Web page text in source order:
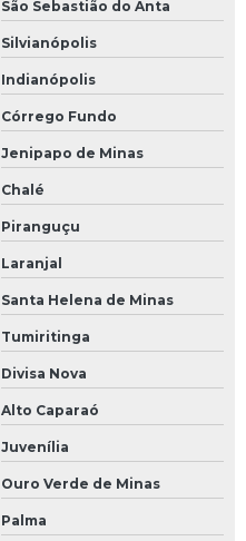
São Sebastião do Anta
Silvianópolis
Indianópolis
Córrego Fundo
Jenipapo de Minas
Chalé
Piranguçu
Laranjal
Santa Helena de Minas
Tumiritinga
Divisa Nova
Alto Caparaó
Juvenília
Ouro Verde de Minas
Palma